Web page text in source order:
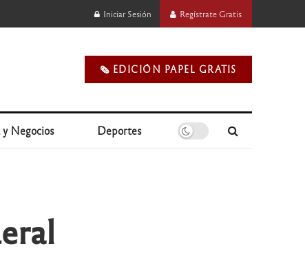
Iniciar Sesión Regístrate Gratis
🗞️ EDICIÓN PAPEL GRATIS
y Negocios Deportes